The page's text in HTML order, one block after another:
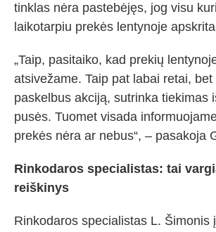
tinklas nėra pastebėjęs, jog visu
laikotarpiu prekės lentynoje
„Taip, pasitaiko, kad prekių
atsivežame. Taip pat labai retai, bet
paskelbus akciją, sutrinka tiekimas
pusės. Tuomet visada
prekės nėra ar nebus“, – pasakoja
Rinkodaros specialistas: tai
reiškinys
Rinkodaros specialistas L. Šimonis